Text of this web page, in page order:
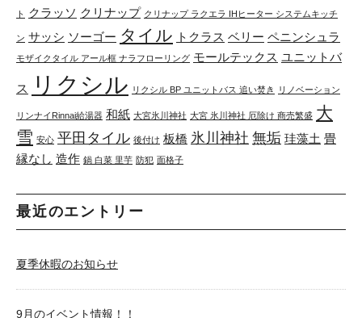
ト クラッソ クリナップ クリナップ ラクエラ IHヒーター システムキッチ
ン サッシ ソーゴー タイル トクラス ベリー ペニンシュラ
モザイクタイル アール框 ナラフローリング モールテックス ユニットバ
ス リクシル リクシル BP ユニットバス 追い焚き リノベーション
リンナイRinnai給湯器 和紙 大宮氷川神社 大宮 氷川神社 厄除け 商売繁盛 大
雪 安心 平田タイル 後付け 板橋 氷川神社 無垢 珪藻土 畳
縁なし 造作 鍋 白菜 里芋 防犯 面格子
最近のエントリー
夏季休暇のお知らせ
9月のイベント情報！！